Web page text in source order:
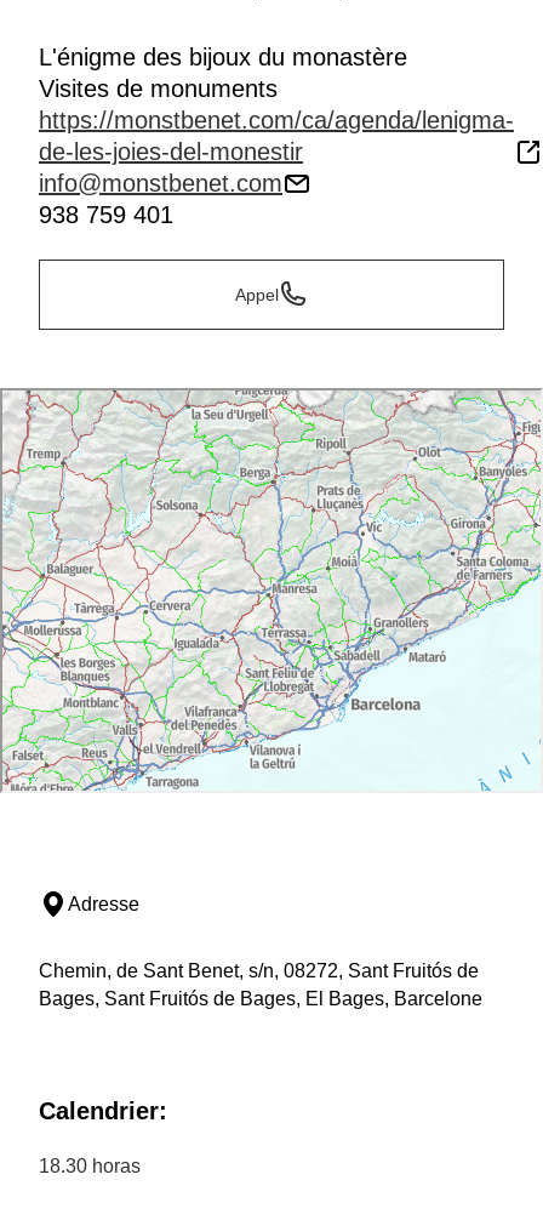
L'énigme des bijoux du monastère
Visites de monuments
https://monstbenet.com/ca/agenda/lenigma-
de-les-joies-del-monestir
info@monstbenet.com
938 759 401
Appel
Adresse
Chemin, de Sant Benet, s/n, 08272, Sant Fruitós de
Bages, Sant Fruitós de Bages, El Bages, Barcelone
Calendrier:
18.30 horas